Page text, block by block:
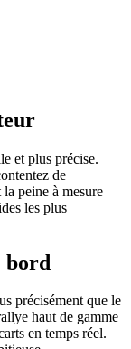
et plus précise.
de
peine à mesure
les plus
bord
précisément que le
haut de gamme
en temps réel.